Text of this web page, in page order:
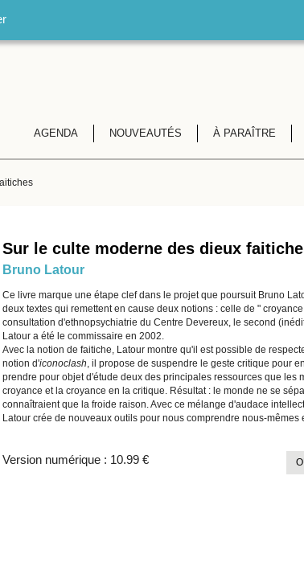
AGENDA NOUVEAUTÉS À PARAÎTRE
Sur le culte moderne des dieux
Bruno Latour
Ce livre marque une étape clef dans le projet que poursuit Bruno
deux textes qui remettent en cause deux notions : celle de "
consultation d'ethnopsychiatrie du Centre Devereux, le second
Latour a été le commissaire en 2002.
Avec la notion de faitiche, Latour montre qu'il est possible de
notion d'iconoclash, il propose de suspendre le geste critique pour
prendre pour objet d'étude deux des principales ressources que
croyance et la croyance en la critique. Résultat : le monde ne se
connaîtraient que la froide raison. Avec ce mélange d'audace
Latour crée de nouveaux outils pour nous comprendre nous-
Version numérique : 10.99 €